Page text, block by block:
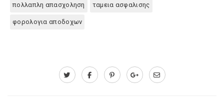
πολλαπλη απασχοληση ταμεια ασφαλισης
φορολογια αποδοχων